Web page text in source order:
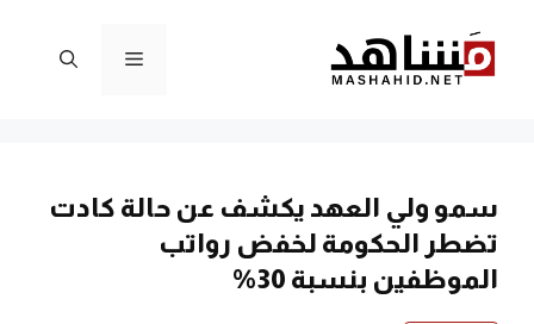
المحتوى
القائمة
سمو ولي العهد يكشف عن حالة كادت
تضطر الحكومة لخفض رواتب
الموظفين بنسبة 30%